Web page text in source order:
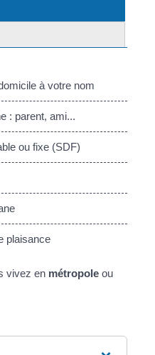
à votre nom
: parent, ami...
ou fixe (SDF)
plaisance
vivez en métropole ou